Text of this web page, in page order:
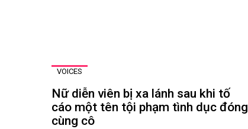
VOICES
Nữ diễn viên bị xa lánh sau khi tố
cáo một tên tội phạm tình dục đóng
cùng cô